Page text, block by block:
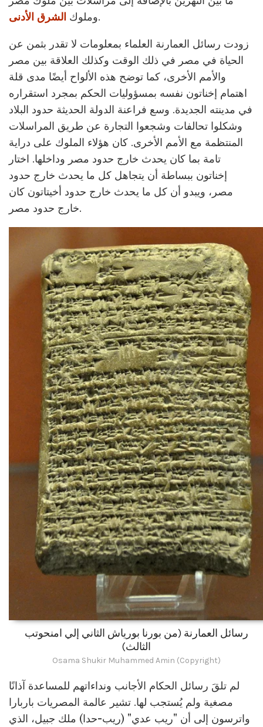
وملوك الشرق الأدنى .
زودت رسائل العمارنة العلماء بمعلومات لا تقدر بثمن عن
الحياة في مصر في ذلك الوقت وكذلك العلاقة بين مصر
والأمم الأخرى، كما توضح هذه الألواح أيضًا مدى قلة
اهتمام إخناتون نفسه بمسؤوليات الحكم بمجرد استقراره
في مدينته الجديدة. وسع فراعنة الدولة الحديثة حدود البلاد
وشكلوا تحالفات وشجعوا التجارة عن طريق المراسلات
المنتظمة مع الأمم الأخرى. كان هؤلاء الملوك على دراية
تامة بما كان يحدث خارج حدود مصر وداخلها. اختار
إخناتون ببساطة أن يتجاهل كل ما يحدث خارج حدود
مصر، ويبدو أن كل ما يحدث خارج حدود أخيتاتون كان
خارج حدود مصر.
رسائل العمارنة (من بورنا بورياش الثاني إلي امنحوتب
الثالث)
Osama Shukir Muhammed Amin (Copyright)
لم تلقَ رسائل الحكام الأجانب ونداءاتهم للمساعدة آذانًا
مصغية ولم يُستجب لها. تشير عالمة المصريات باربارا
واترسون إلى أن "ريب عدي" (ريب-حدا) ملك جبيل، الذي